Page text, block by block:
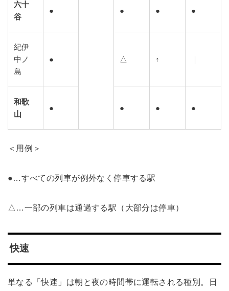
六十
谷
● ● ● ●
紀伊
中ノ
島
● △ ↑
和歌
山
● ● ● ●
＜用例＞
●…すべての列車が例外なく停車する駅
△…一部の列車は通過する駅（大部分は停車）
快速
単なる「快速」は朝と夜の時間帯に運転される種別。日